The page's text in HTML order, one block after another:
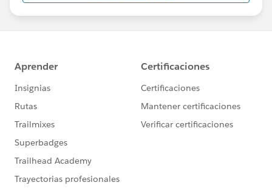
https://www.salesforce.com/jp/products/pardot
/overview
このグループは株式会社セールスフォース・ジャパ
ンの社員によって管理、運営されています。
「Trailblazer Community オンライン行動規範」に
https://trailhead.salesforce.com/ja/trailblazerco
このグループ内での発言はForward Looking
http://investor.salesforce.com/about-